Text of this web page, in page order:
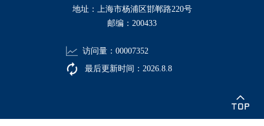
地址：上海市杨浦区邯郸路220号
邮编：200433
访问量： 00007352
最后更新时间： 2026 8 8